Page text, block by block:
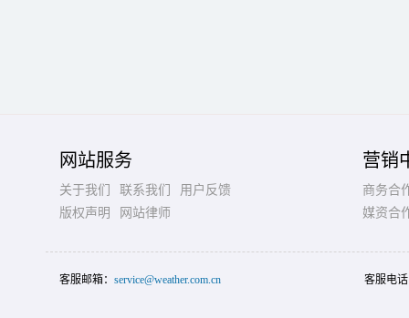
网站服务
关于我们 联系我们
用户反馈
版权声明
网站律师
营销
商务合
媒资合
客服邮箱： service@weather.com.cn 客服电